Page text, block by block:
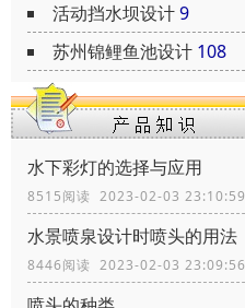
活动挡水坝设计9
苏州锦鲤鱼池设计 108
水下彩灯的选择与应用
8515阅读 2023-02-03 23:10:59
水景喷泉设计时喷头的用法
8446阅读 2023-02-03 23:09:56